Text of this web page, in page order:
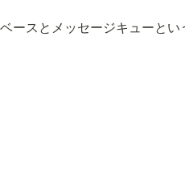
ースとメッセージキューと